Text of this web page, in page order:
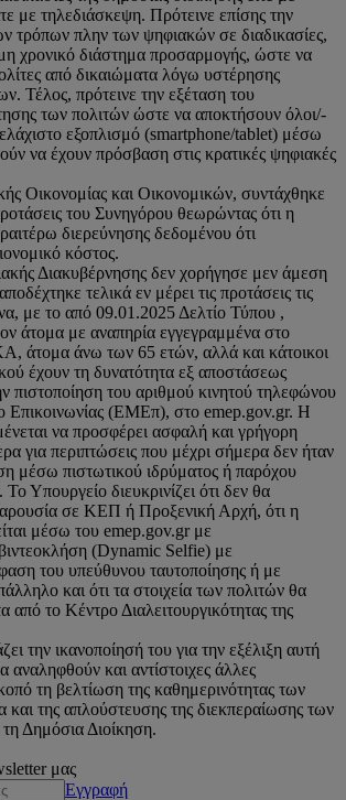
με τηλεδιάσκεψη. Πρότεινε επίσης την
τρόπων πλην των ψηφιακών σε διαδικασίες,
χρονικό διάστημα προσαρμογής, ώστε να
από δικαιώματα λόγω υστέρησης
Τέλος, πρότεινε την εξέταση του
των πολιτών ώστε να αποκτήσουν όλοι/-
εξοπλισμό (smartphone/tablet) μέσω
να έχουν πρόσβαση στις κρατικές ψηφιακές
Οικονομίας και Οικονομικών, συντάχθηκε
του Συνηγόρου θεωρώντας ότι η
διερεύνησης δεδομένου ότι
κόστος.
Διακυβέρνησης δεν χορήγησε μεν άμεση
τελικά εν μέρει τις προτάσεις τις
με το από 09.01.2025 Δελτίο Τύπου ,
άτομα με αναπηρία εγγεγραμμένα στο
άτομα άνω των 65 ετών, αλλά και κάτοικοι
έχουν τη δυνατότητα εξ αποστάσεως
πιστοποίηση του αριθμού κινητού τηλεφώνου
Επικοινωνίας (ΕΜΕπ), στο emep.gov.gr. Η
να προσφέρει ασφαλή και γρήγορη
για περιπτώσεις που μέχρι σήμερα δεν ήταν
μέσω πιστωτικού ιδρύματος ή παρόχου
Το Υπουργείο διευκρινίζει ότι δεν θα
σε ΚΕΠ ή Προξενική Αρχή, ότι η
μέσω του emep.gov.gr με
(Dynamic Selfie) με
του υπεύθυνου ταυτοποίησης ή με
και ότι τα στοιχεία των πολιτών θα
από το Κέντρο Διαλειτουργικότητας της
την ικανοποίησή του για την εξέλιξη αυτή
αναληφθούν και αντίστοιχες άλλες
τη βελτίωση της καθημερινότητας των
και της απλούστευσης της διεκπεραίωσης των
Δημόσια Διοίκηση.
μας
Εγγραφή